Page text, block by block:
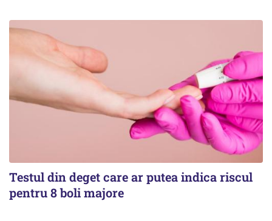
Testul din deget care ar putea indica riscul
pentru 8 boli majore